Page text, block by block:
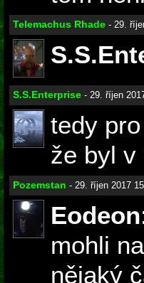
Telemachus Rhade - 29.
S.S.Enterprise - 29. říjen
tedy
že byl v
Pozemstan - 29. říjen 2017
Eodeon
mohli
nějaký